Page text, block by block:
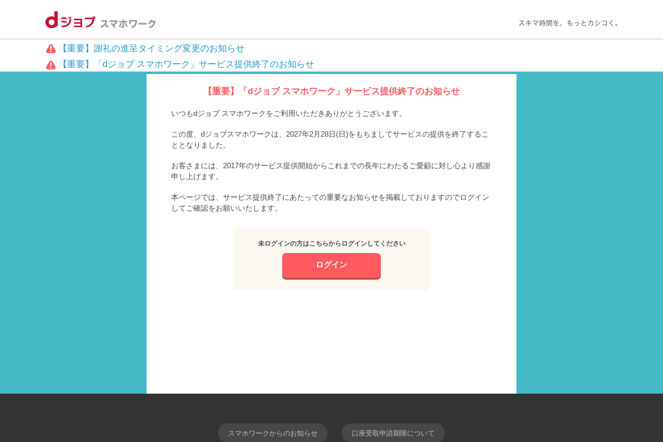
【重要】謝礼の進呈タイミング変更のお知らせ
【重要】「dジョブ スマホワーク」サービス提供終了のお知らせ
【重要】「dジョブ スマホワーク」サービス提供終了のお知らせ
いつもdジョブ スマホワークをご利用いただきありがとうございます。
この度、dジョブスマホワークは、2027年2月28日(日)をもちましてサービスの提供を終了するこ
ととなりました。
お客さまには、2017年のサービス提供開始からこれまでの長年にわたるご愛顧に対し心より感謝
申し上げます。
本ページでは、サービス提供終了にあたっての重要なお知らせを掲載しておりますのでログイン
してご確認をお願いいたします。
未ログインの方はこちらからログインしてください
ログイン
スマホワークからのお知らせ 口座受取申請期限について